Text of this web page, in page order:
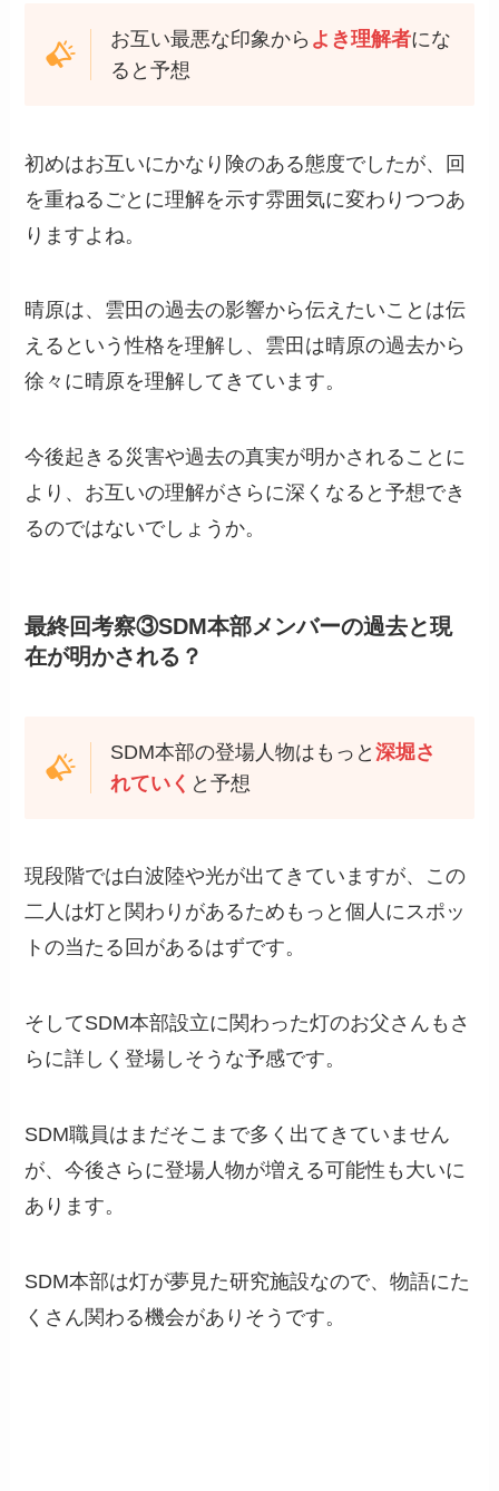
お互い最悪な印象から よき理解者にな
ると予想
初めはお互いにかなり険のある態度でしたが、回
を重ねるごとに理解を示す雰囲気に変わりつつあ
りますよね。
晴原は、雲田の過去の影響から伝えたいことは伝
えるという性格を理解し、雲田は晴原の過去から
徐々に晴原を理解してきています。
今後起きる災害や過去の真実が明かされることに
より、お互いの理解がさらに深くなると予想でき
るのではないでしょうか。
最終回考察③SDM本部メンバーの過去と現
在が明かされる？
SDM本部の登場人物はもっと 深堀さ
れていく と予想
現段階では白波陸や光が出てきていますが、この
二人は灯と関わりがあるためもっと個人にスポッ
トの当たる回があるはずです。
そしてSDM本部設立に関わった灯のお父さんもさ
らに詳しく登場しそうな予感です。
SDM職員はまだそこまで多く出てきていません
が、今後さらに登場人物が増える可能性も大いに
あります。
SDM本部は灯が夢見た研究施設なので、物語にた
くさん関わる機会がありそうです。